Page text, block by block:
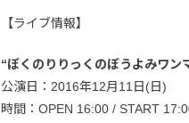
【ライブ情報】
“ぼくのりりっくのぼうよみワ
公演日：2016年12月11日(日)
時間：OPEN 16:00 / START